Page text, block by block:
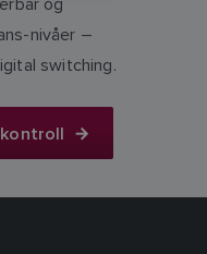
nivåer –
switching.
FINNISH